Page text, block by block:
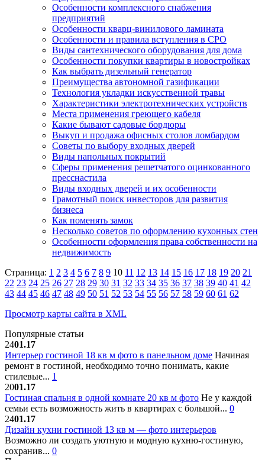
Особенности комплексного снабжения
предприятий
Особенности кварц-винилового ламината
Особенности и правила вступления в СРО
Виды сантехнического оборудования для дома
Особенности покупки квартиры в новостройках
Как выбрать дизельный генератор
Преимущества автономной газификации
Технология укладки искусственной травы
Характеристики электротехнических устройств
Места применения греющего кабеля
Какие бывают садовые бордюры
Выкуп и продажа офисных столов ломбардом
Советы по выбору входных дверей
Виды напольных покрытий
Сферы применения решетчатого оцинкованного
пресснастила
Виды входных дверей и их особенности
Грамотный поиск инвесторов для развития
бизнеса
Как поменять замок
Несколько советов по оформлению кухонных стен
Особенности оформления права собственности на
недвижимость
Страница: 1 2 3 4 5 6 7 8 9 10 11 12 13 14 15 16 17 18 19 20 21
22 23 24 25 26 27 28 29 30 31 32 33 34 35 36 37 38 39 40 41 42
43 44 45 46 47 48 49 50 51 52 53 54 55 56 57 58 59 60 61 62
Просмотр карты сайта в XML
Популярные статьи
2401.17
Интерьер гостиной 18 кв м фото в панельном доме Начиная
ремонт в гостиной, необходимо точно понимать, какие
стилевые... 1
2001.17
Гостиная спальня в одной комнате 20 кв м фото Не у каждой
семьи есть возможность жить в квартирах с большой... 0
2401.17
Дизайн кухни гостиной 13 кв м — фото интерьеров
Возможно ли создать уютную и модную кухню-гостиную,
сохранив... 0